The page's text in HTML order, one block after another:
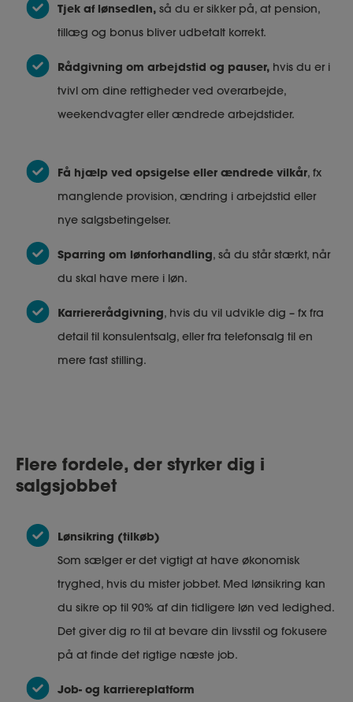
Tjek af lønsedlen, så du er sikker på, at pension,
tillæg og bonus bliver udbetalt korrekt.
Rådgivning om arbejdstid og pauser, hvis du er i
tvivl om dine rettigheder ved overarbejde,
weekendvagter eller ændrede arbejdstider.
Få hjælp ved opsigelse eller ændrede vilkår, fx
manglende provision, ændring i arbejdstid eller
nye salgsbetingelser.
Sparring om lønforhandling, så du står stærkt, når
du skal have mere i løn.
Karriererådgivning, hvis du vil udvikle dig – fx fra
detail til konsulentsalg, eller fra telefonsalg til en
mere fast stilling.
Flere fordele, der styrker dig i
salgsjobbet
Lønsikring (tilkøb)
Som sælger er det vigtigt at have økonomisk
tryghed, hvis du mister jobbet. Med lønsikring kan
du sikre op til 90% af din tidligere løn ved ledighed.
Det giver dig ro til at bevare din livsstil og fokusere
på at finde det rigtige næste job.
Job- og karriereplatform